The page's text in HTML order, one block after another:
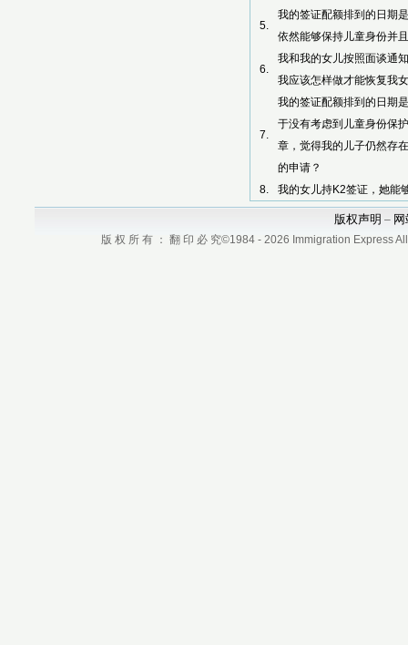
5.
我的签证配额排到的日期
依然能够保持儿童身份并
6.
我和我的女儿按照面谈通
我应该怎样做才能恢复我
7.
我的签证配额排到的日期
于没有考虑到儿童身份保
章，觉得我的儿子仍然存
的申请？
8.
我的女儿持K2签证，她能
版权声明 –
版 权 所 有 ： 翻 印 必 究©1984 - 2026 Immigration Express